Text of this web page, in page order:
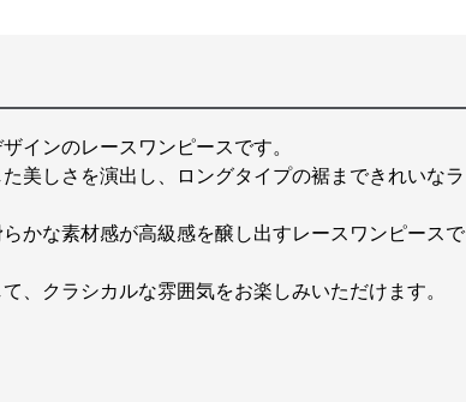
インのレースワンピースです。
美しさを演出し、ロングタイプの裾まできれいなラ
かな素材感が高級感を醸し出すレースワンピースで
、クラシカルな雰囲気をお楽しみいただけます。